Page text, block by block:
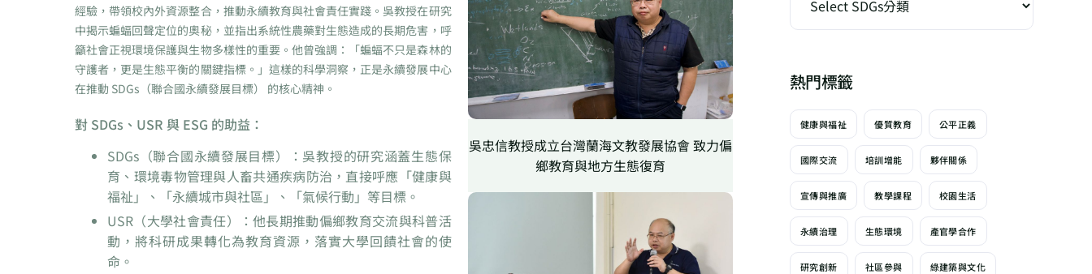
經驗，帶領校內外資源整合，推動永續教育與社會責任實踐。吳教授在研究
中揭示蝙蝠回聲定位的奧秘，並指出系統性農藥對生態造成的長期危害，呼
籲社會正視環境保護與生物多樣性的重要。他曾強調：「蝙蝠不只是森林的
守護者，更是生態平衡的關鍵指標。」這樣的科學洞察，正是永續發展中心
在推動 SDGs（聯合國永續發展目標） 的核心精神。
對 SDGs、USR 與 ESG 的助益：
SDGs（聯合國永續發展目標）：吳教授的研究涵蓋生態保
育、環境毒物管理與人畜共通疾病防治，直接呼應「健康與
福祉」、「永續城市與社區」、「氣候行動」等目標。
USR（大學社會責任）：他長期推動偏鄉教育交流與科普活
動，將科研成果轉化為教育資源，落實大學回饋社會的使
命。
吳忠信教授成立台灣蘭海文教發展協會 致力偏
鄉教育與地方生態復育
熱門標籤
健康與福祉 優質教育 公平正義
國際交流 培訓增能 夥伴關係
宣傳與推廣 教學課程 校園生活
永續治理 生態環境 產官學合作
研究創新 社區參與 綠建築與文化